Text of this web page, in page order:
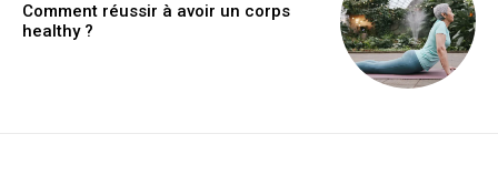
Comment réussir à avoir un corps
healthy ?